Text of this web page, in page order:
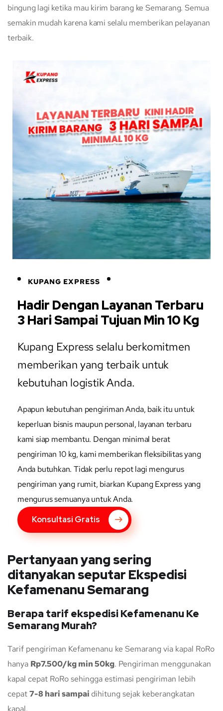
bingung lagi ketika mau kirim barang ke Semarang. Semua
semakin mudah karena kami selalu memberikan pelayanan
terbaik.
KUPANG EXPRESS
Hadir Dengan Layanan Terbaru
3 Hari Sampai Tujuan Min 10 Kg
Kupang Express selalu berkomitmen
memberikan yang terbaik untuk
kebutuhan logistik Anda.
Apapun kebutuhan pengiriman Anda, baik itu untuk
keperluan bisnis maupun personal, layanan terbaru
kami siap membantu. Dengan minimal berat
pengiriman 10 kg, kami memberikan fleksibilitas yang
Anda butuhkan. Tidak perlu repot lagi mengurus
pengiriman yang rumit, biarkan Kupang Express yang
mengurus semuanya untuk Anda.
Konsultasi Gratis
Pertanyaan yang sering
ditanyakan seputar Ekspedisi
Kefamenanu Semarang
Berapa tarif ekspedisi Kefamenanu Ke
Semarang Murah?
Tarif pengiriman Kefamenanu ke Semarang via kapal RoRo
hanya Rp7.500/kg min 50kg. Pengiriman menggunakan
kapal cepat RoRo sehingga estimasi pengiriman lebih
cepat7-8 hari sampai dihitung sejak keberangkatan